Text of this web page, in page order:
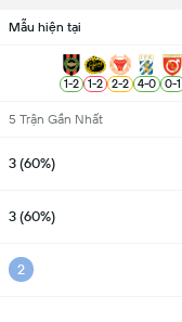
Mẫu hiện tại
1-2 1-2 2-2 4-0 0-1
5 Trận Gần Nhất
3 (60%)
3 (60%)
2